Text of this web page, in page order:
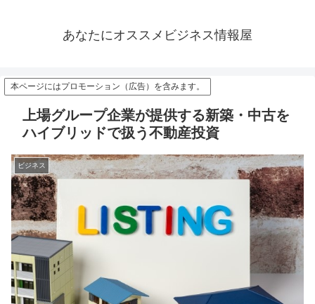
あなたにオススメビジネス情報屋
本ページにはプロモーション（広告）を含みます。
上場グループ企業が提供する新築・中古を
ハイブリッドで扱う不動産投資
ビジネス